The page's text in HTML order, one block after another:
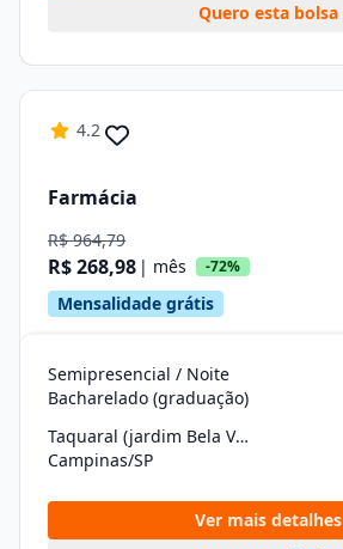
Quero esta bolsa
4.2
Farmácia
R$ 964,79
R$ 268,98 | mês -72%
Mensalidade grátis
Semipresencial / Noite
Bacharelado (graduação)
Taquaral (jardim Bela Vista)
Campinas/SP
Ver mais detalhes